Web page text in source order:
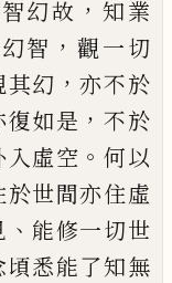
幻故 ， 知業
智 ， 觀一切
其幻 ，亦不於
復如是 ， 不於
入虛空 。 何以
於世間亦住虛
、 能修一切世
頃悉能了知無